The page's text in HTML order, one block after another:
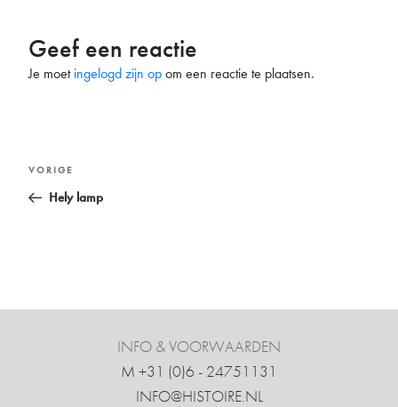
Geef een reactie
Je moetingelogd zijn opom een reactie te plaatsen.
Bericht
navigatie
Vorig
bericht
VORIGE
Hely lamp
INFO & VOORWAARDEN
M +31 ‍(0)6 - 24751131
INFO@HISTOIRE.NL